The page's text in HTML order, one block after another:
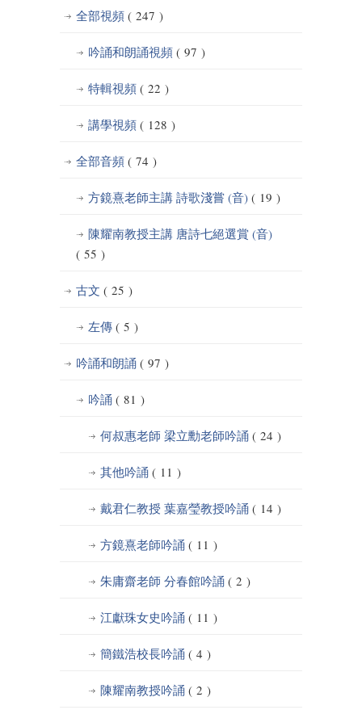
全部視頻 ( 247 )
吟誦和朗誦視頻 ( 97 )
特輯視頻 ( 22 )
講學視頻 ( 128 )
全部音頻 ( 74 )
方鏡熹老師主講 詩歌淺嘗 (音) ( 19 )
陳耀南教授主講 唐詩七絕選賞 (音)
( 55 )
古文 ( 25 )
左傳 ( 5 )
吟誦和朗誦 ( 97 )
吟誦 ( 81 )
何叔惠老師 梁立勳老師吟誦 ( 24 )
其他吟誦 ( 11 )
戴君仁教授 葉嘉瑩教授吟誦 ( 14 )
方鏡熹老師吟誦 ( 11 )
朱庸齋老師 分春館吟誦 ( 2 )
江獻珠女史吟誦 ( 11 )
簡鐵浩校長吟誦 ( 4 )
陳耀南教授吟誦 ( 2 )